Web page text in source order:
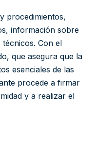
procedimientos,
información sobre
técnicos. Con el
que asegura que la
esenciales de las
procede a firmar
y a realizar el